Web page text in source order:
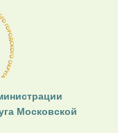
Московской